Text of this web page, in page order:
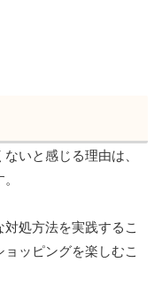
いと感じる理由は、
処方法を実践するこ
ッピングを楽しむこ